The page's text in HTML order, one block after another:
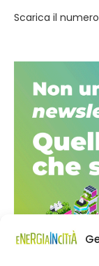
Scarica il